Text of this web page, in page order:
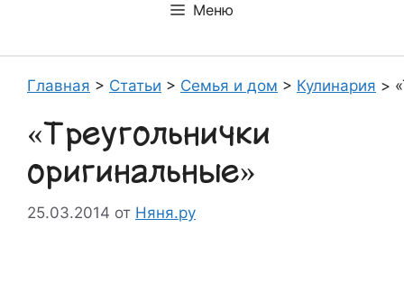
Меню
Главная > Статьи > Семья и дом > Кулинария >
«Треугольнички
оригинальные»
25.03.2014 от Няня.ру